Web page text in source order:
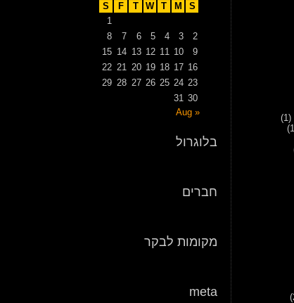
(1)
S
M
T
W
T
F
S
1
2
3
4
5
6
7
8
9
10
11
12
13
14
15
16
17
18
19
20
21
22
23
24
25
26
27
28
29
30
31
« Aug
בלוגרול
חברים
מקומות לבקר
meta